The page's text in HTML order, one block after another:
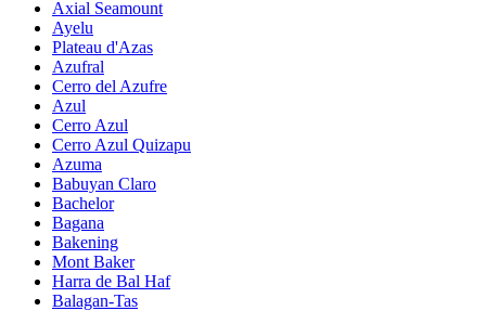
Axial Seamount
Ayelu
Plateau d'Azas
Azufral
Cerro del Azufre
Azul
Cerro Azul
Cerro Azul Quizapu
Azuma
Babuyan Claro
Bachelor
Bagana
Bakening
Mont Baker
Harra de Bal Haf
Balagan-Tas